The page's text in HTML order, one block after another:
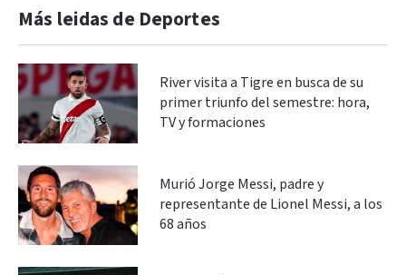
Más leidas de Deportes
River visita a Tigre en busca de su
primer triunfo del semestre: hora,
TV y formaciones
Murió Jorge Messi, padre y
representante de Lionel Messi, a los
68 años